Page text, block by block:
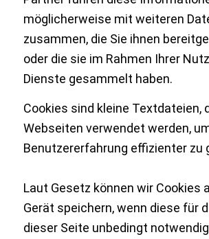
möglicherweise mit weiteren
zusammen, die Sie ihnen
oder die sie im Rahmen Ihrer
Dienste gesammelt haben.
Cookies sind kleine Textdateien,
Webseiten verwendet werden,
Benutzererfahrung effizienter zu
Laut Gesetz können wir Cookies
Gerät speichern, wenn diese für
dieser Seite unbedingt